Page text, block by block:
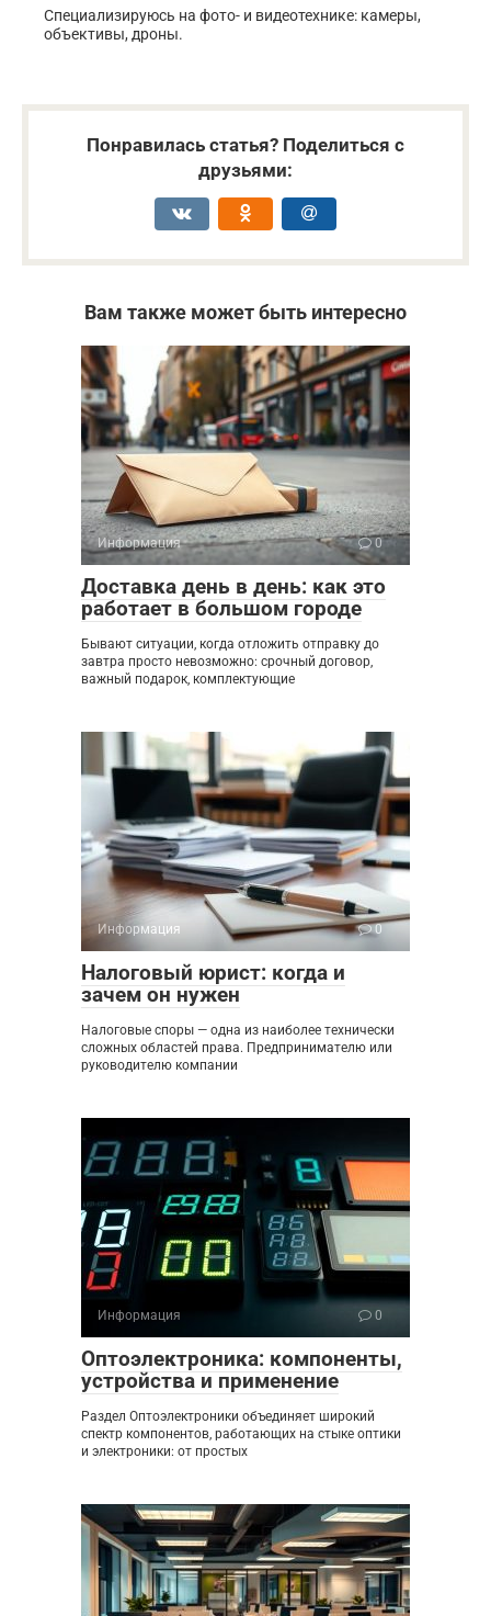
Специализируюсь на фото- и видеотехнике: камеры,
объективы, дроны.
Понравилась статья? Поделиться с
друзьями:
Вам также может быть интересно
Информация 0
Доставка день в день: как это
работает в большом городе
Бывают ситуации, когда отложить отправку до
завтра просто невозможно: срочный договор,
важный подарок, комплектующие
Информация 0
Налоговый юрист: когда и
зачем он нужен
Налоговые споры — одна из наиболее технически
сложных областей права. Предпринимателю или
руководителю компании
Информация 0
Оптоэлектроника: компоненты,
устройства и применение
Раздел Оптоэлектроники объединяет широкий
спектр компонентов, работающих на стыке оптики
и электроники: от простых